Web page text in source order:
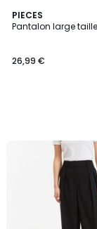
PIECES
Pantalon large
26,99 €